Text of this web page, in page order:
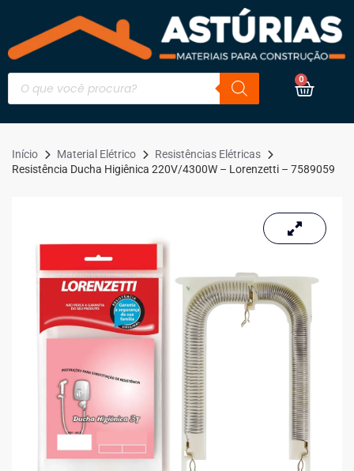
0
Início Material Elétrico
Resistências Elétricas
Resistência Ducha Higiênica 220V/4300W – Lorenzetti – 7589059